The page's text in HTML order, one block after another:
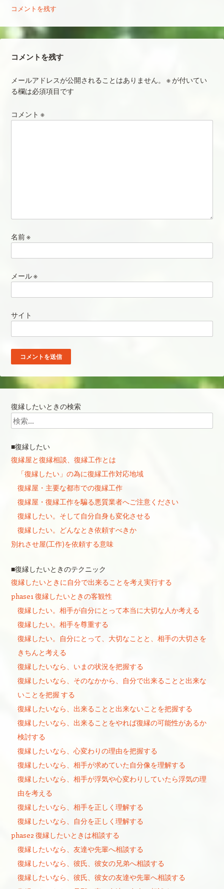
コメントを残す
コメントを残す
メールアドレスが公開されることはありません。 ※が付いてい
る欄は必須項目です
コメント ※
名前※
メール※
サイト
復縁したいときの検索
検索
■復縁したい
復縁屋と復縁相談、復縁工作とは
「復縁したい」の為に復縁工作対応地域
復縁屋・主要な都市での復縁工作
復縁屋・復縁工作を騙る悪質業者へご注意ください
復縁したい。そして自分自身も変化させる
復縁したい。どんなとき依頼すべきか
別れさせ屋(工作)を依頼する意味
■復縁したいときのテクニック
復縁したいときに自分で出来ることを考え実行する
phase1 復縁したいときの客観性
復縁したい。相手が自分にとって本当に大切な人か考える
復縁したい。相手を尊重する
復縁したい。自分にとって、大切なことと、相手の大切さを
きちんと考える
復縁したいなら、いまの状況を把握する
復縁したいなら、そのなかから、自分で出来ることと出来な
いことを把握 する
復縁したいなら、出来ることと出来ないことを把握する
復縁したいなら、出来ることをやれば復縁の可能性があるか
検討する
復縁したいなら、心変わりの理由を把握する
復縁したいなら、相手が求めていた自分像を理解する
復縁したいなら、相手が浮気や心変わりしていたら浮気の理
由を考える
復縁したいなら、相手を正しく理解する
復縁したいなら、自分を正しく理解する
phase2 復縁したいときは相談する
復縁したいなら、友達や先輩へ相談する
復縁したいなら、彼氏、彼女の兄弟へ相談する
復縁したいなら、彼氏、彼女の友達や先輩へ相談する